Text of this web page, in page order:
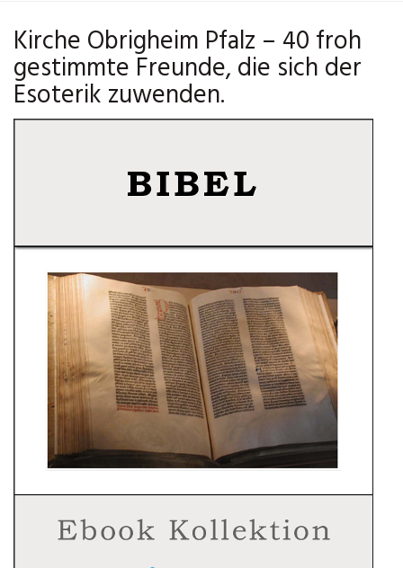
Kirche Obrigheim Pfalz – 40 froh
gestimmte Freunde, die sich der
Esoterik zuwenden.